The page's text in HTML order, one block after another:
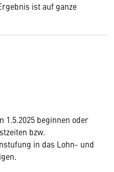
ist auf ganze
1.5.2025 beginnen oder
bzw.
in das Lohn- und